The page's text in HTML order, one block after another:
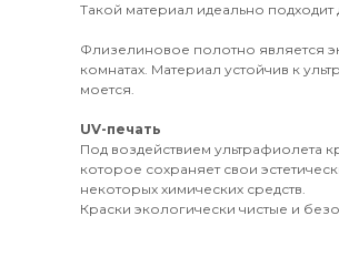
Такой материал идеально
Флизелиновое полотно является
комнатах. Материал устойчив к
моется.
UV-печать
Под воздействием ультрафиолета
которое сохраняет свои
некоторых химических средств.
Краски экологически чистые и